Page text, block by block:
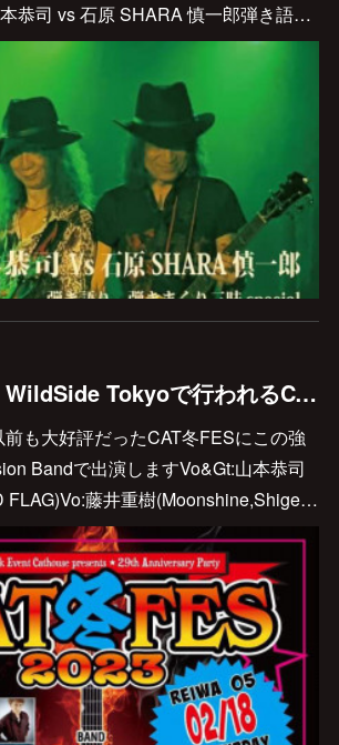
恭司 vs 石原 SHARA 慎一郎弾き語…
2023/2/18(土) WildSide Tokyoで行われるCAT冬FESに出演します♪
も大好評だったCAT冬FESにこの強
Bandで出演しますVo&Gt:山本恭司
FLAG)Vo:藤井重樹(Moonshine,Shige…